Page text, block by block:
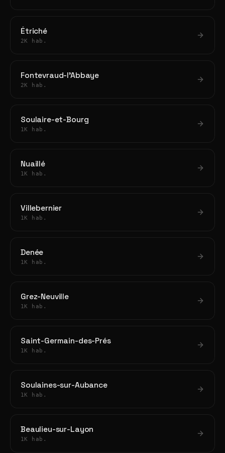
Étriché
2K hab.
Fontevraud-l'Abbaye
2K hab.
Soulaire-et-Bourg
1K hab.
Nuaillé
1K hab.
Villebernier
1K hab.
Denée
1K hab.
Grez-Neuville
1K hab.
Saint-Germain-des-Prés
1K hab.
Soulaines-sur-Aubance
1K hab.
Beaulieu-sur-Layon
1K hab.